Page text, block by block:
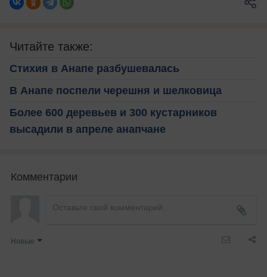
Читайте также:
Стихия в Анапе разбушевалась
В Анапе поспели черешня и шелковица
Более 600 деревьев и 300 кустарников
высадили в апреле анапчане
Комментарии
Новые